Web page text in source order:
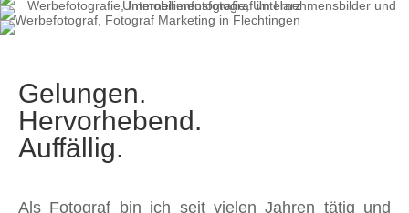
Gelungen.
Hervorhebend.
Auffällig.
Als Fotograf bin ich seit vielen Jahren tätig und